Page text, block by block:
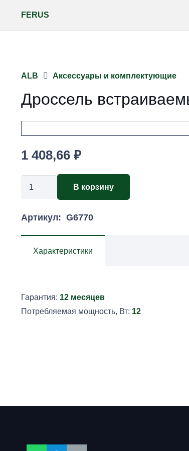
FERUS
ALB Аксессуары и комплектующие
Дроссель
1 408,66 ₽
встраиваемый
1И
70ДНаТ99Н-001УХЛ2
В корзину
Артикул: G6770
Характеристики
Гарантия: 12 месяцев
Потребляемая мощность, Вт: 12